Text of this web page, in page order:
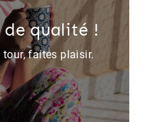
qualité !
tour, faites plaisir.